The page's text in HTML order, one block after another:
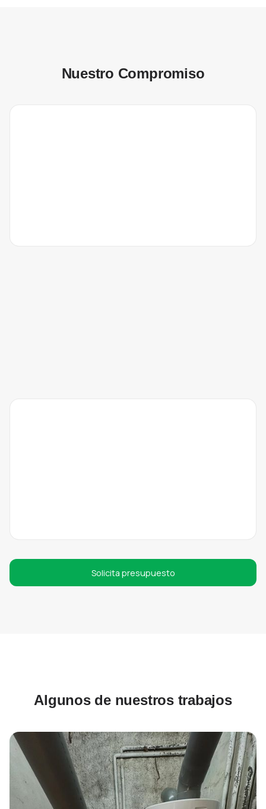
Nuestro Compromiso
Solicita presupuesto
Algunos de nuestros trabajos